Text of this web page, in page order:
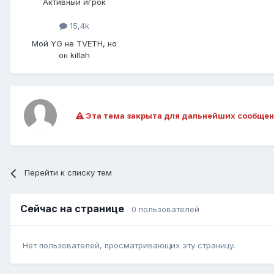
15,4k
Мой YG не TVETH, но
он killah
Эта тема закрыта для дальнейших
Перейти к списку тем
Сейчас на странице 0 пользователей
Нет пользователей, просматривающих эту страницу.